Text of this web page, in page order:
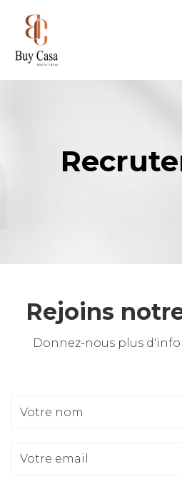
Rejoins
Donnez-nous plus